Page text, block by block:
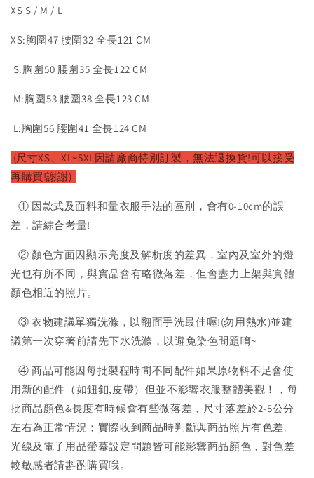
XS S / M / L
XS:胸圍47 腰圍32 全長121 CM
S:胸圍50 腰圍35 全長122 CM
M:胸圍53 腰圍38 全長123 CM
L:胸圍56 腰圍41 全長124 CM
(尺寸XS、XL~5XL因請廠商特別訂製，無法退換貨!可以接受
再購買!謝謝)
① 因款式及面料和量衣服手法的區別，會有0-10cm的誤
差，請綜合考量!
② 顏色方面因顯示亮度及解析度的差異，室內及室外的燈
光也有所不同，與實品會有略微落差，但會盡力上架與實體
顏色相近的照片。
③ 衣物建議單獨洗滌，以翻面手洗最佳喔!(勿用熱水)並建
議第一次穿著前請先下水洗滌，以避免染色問題唷~
④ 商品可能因每批製程時間不同配件如果原物料不足會使
用新的配件（如鈕釦,皮帶）但並不影響衣服整體美觀！，每
批商品顏色&長度有時候會有些微落差，尺寸落差於2-5公分
左右為正常情況；實際收到商品時判斷與商品照片有色差。
光線及電子用品螢幕設定問題皆可能影響商品顏色，對色差
較敏感者請斟酌購買哦。